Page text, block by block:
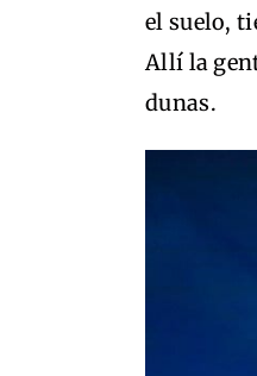
el suelo,
Allí la
dunas.